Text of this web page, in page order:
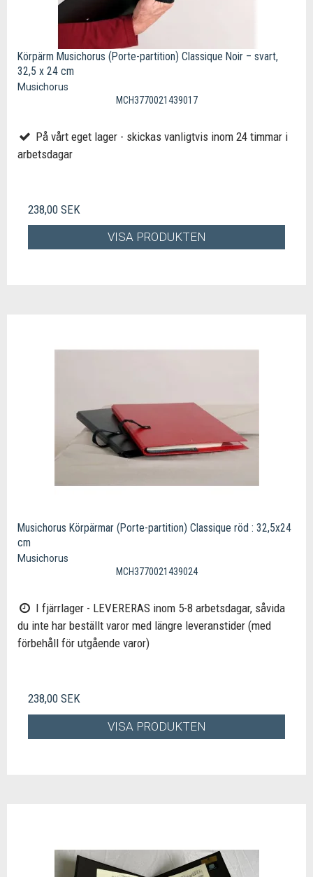
Körpärm Musichorus (Porte-partition) Classique Noir – svart,
32,5 x 24 cm
Musichorus
MCH3770021439017
På vårt eget lager - skickas vanligtvis inom 24 timmar i
arbetsdagar
238,00 SEK
VISA PRODUKTEN
Musichorus Körpärmar (Porte-partition) Classique röd : 32,5x24
cm
Musichorus
MCH3770021439024
I fjärrlager - LEVERERAS inom 5-8 arbetsdagar, såvida
du inte har beställt varor med längre leveranstider (med
förbehåll för utgående varor)
238,00 SEK
VISA PRODUKTEN